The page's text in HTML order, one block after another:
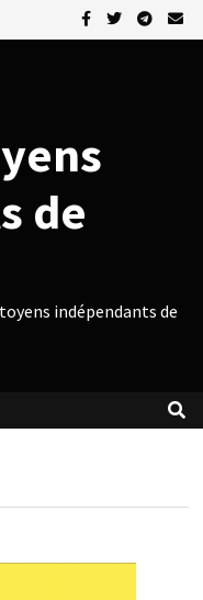
de
indépendants de